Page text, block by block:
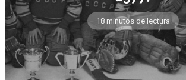
18 minutos de lectura